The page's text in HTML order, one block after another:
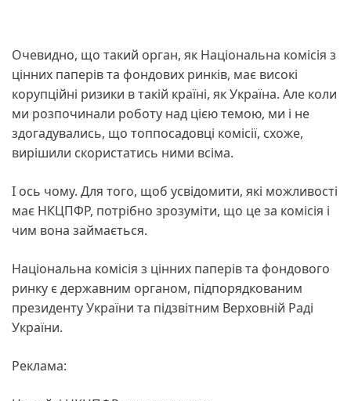
Очевидно, що такий орган, як Національна комісія з
цінних паперів та фондових ринків, має високі
корупційні ризики в такій країні, як Україна. Але коли
ми розпочинали роботу над цією темою, ми і не
здогадувались, що топпосадовці комісії, схоже,
вирішили скористатись ними всіма.
І ось чому. Для того, щоб усвідомити, які можливості
має НКЦПФР, потрібно зрозуміти, що це за комісія і
чим вона займається.
Національна комісія з цінних паперів та фондового
ринку є державним органом, підпорядкованим
президенту України та підзвітним Верховній Раді
України.
Реклама: